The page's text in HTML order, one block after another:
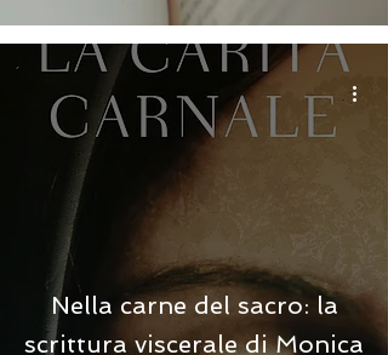
Nella carne del sacro: la
scrittura viscerale di Monica